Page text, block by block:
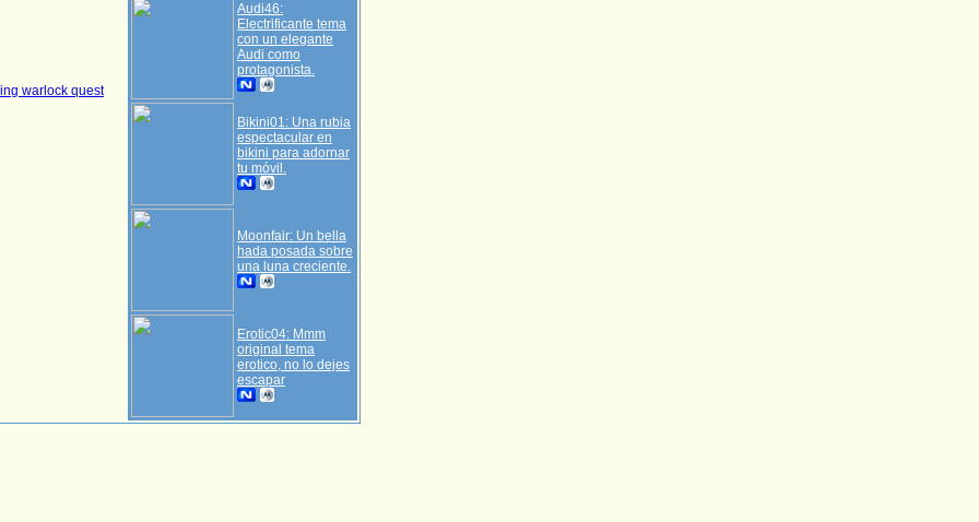
warlock quest
Audi46:
Electrificante tema
con un elegante
Audi como
protagonista.
Bikini01: Una rubia
espectacular en
bikini para adornar
tu móvil.
Moonfair: Un bella
hada posada sobre
una luna creciente.
Erotic04: Mmm
original tema
erotico, no lo dejes
escapar